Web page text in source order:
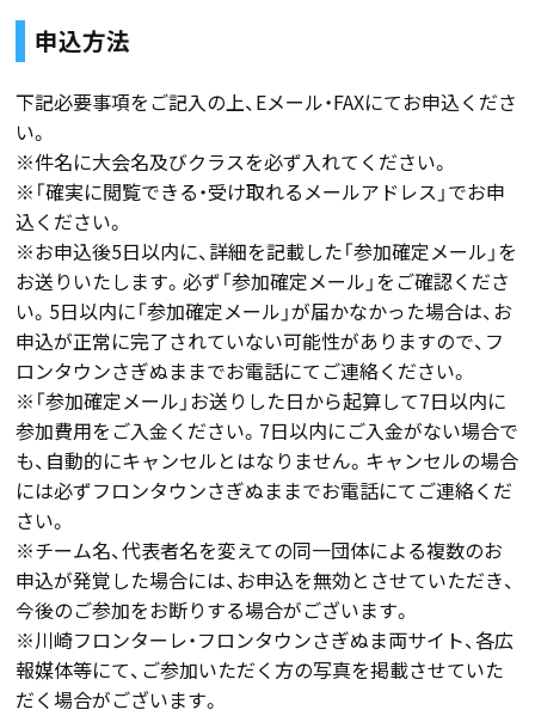
申込方法
下記必要事項をご記入の上、Eメール・FAXにてお申込くださ
い。
※件名に大会名及びクラスを必ず入れてください。
※「確実に閲覧できる・受け取れるメールアドレス」でお申
込ください。
※お申込後5日以内に、詳細を記載した「参加確定メール」を
お送りいたします。必ず「参加確定メール」をご確認くださ
い。5日以内に「参加確定メール」が届かなかった場合は、お
申込が正常に完了されていない可能性がありますので、フ
ロンタウンさぎぬままでお電話にてご連絡ください。
※「参加確定メール」お送りした日から起算して7日以内に
参加費用をご入金ください。7日以内にご入金がない場合で
も、自動的にキャンセルとはなりません。キャンセルの場合
には必ずフロンタウンさぎぬままでお電話にてご連絡くだ
さい。
※チーム名、代表者名を変えての同一団体による複数のお
申込が発覚した場合には、お申込を無効とさせていただき、
今後のご参加をお断りする場合がございます。
※川崎フロンターレ・フロンタウンさぎぬま両サイト、各広
報媒体等にて、ご参加いただく方の写真を掲載させていた
だく場合がございます。